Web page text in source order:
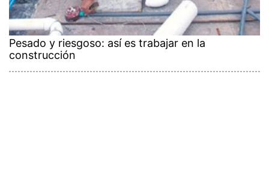
Pesado y riesgoso: así es trabajar en la
construcción